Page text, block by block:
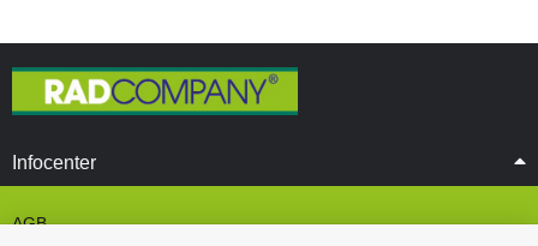
Infocenter
AGB